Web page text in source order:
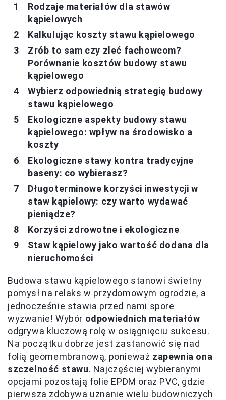
Rodzaje materiałów dla stawów
kąpielowych
Kalkulując koszty stawu kąpielowego
Zrób to sam czy zleć fachowcom?
Porównanie kosztów budowy stawu
kąpielowego
Wybierz odpowiednią strategię budowy
stawu kąpielowego
Ekologiczne aspekty budowy stawu
kąpielowego: wpływ na środowisko a
koszty
Ekologiczne stawy kontra tradycyjne
baseny: co wybierasz?
Długoterminowe korzyści inwestycji w
staw kąpielowy: czy warto wydawać
pieniądze?
Korzyści zdrowotne i ekologiczne
Staw kąpielowy jako wartość dodana dla
nieruchomości
Budowa stawu kąpielowego stanowi świetny
pomysł na relaks w przydomowym ogrodzie, a
jednocześnie stawia przed nami spore
wyzwanie! Wybór odpowiednich materiałów
odgrywa kluczową rolę w osiągnięciu sukcesu.
Na początku dobrze jest zastanowić się nad
folią geomembranową, ponieważ zapewnia ona
szczelność stawu. Najczęściej wybieranymi
opcjami pozostają folie EPDM oraz PVC, gdzie
pierwsza zdobywa uznanie wielu budowniczych